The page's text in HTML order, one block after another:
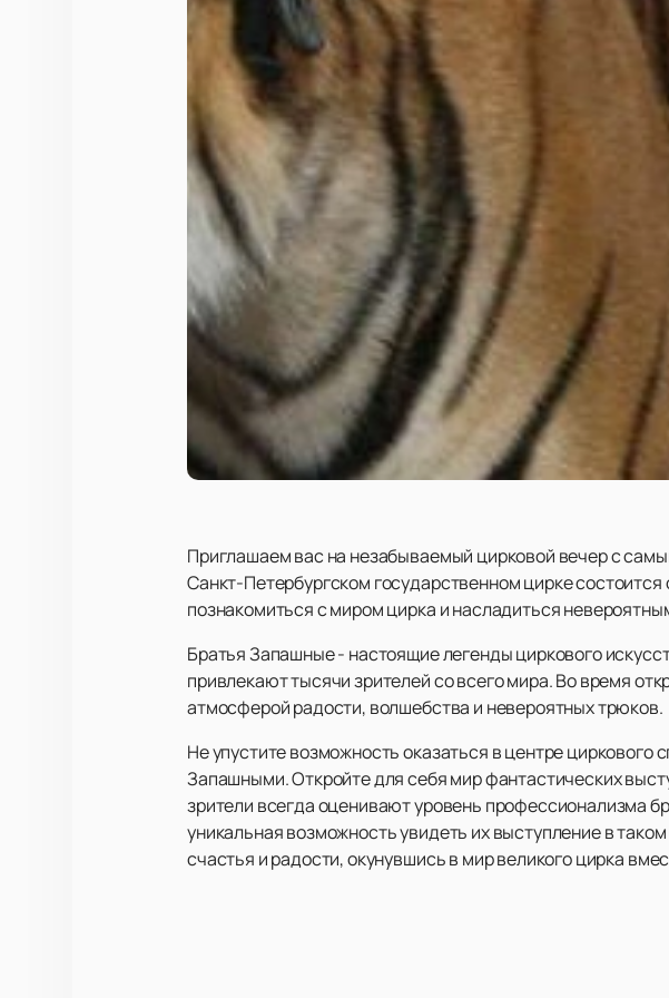
Приглашаем вас на незабываемый цирковой вечер с
Санкт-Петербургском государственном цирке
познакомиться с миром цирка и насладиться
Братья Запашные - настоящие легенды циркового
привлекают тысячи зрителей со всего мира. Во время
атмосферой радости, волшебства и невероятных трюков.
Не упустите возможность оказаться в центре циркового
Запашными. Откройте для себя мир фантастических
зрители всегда оценивают уровень профессионализма
уникальная возможность увидеть их выступление в
счастья и радости, окунувшись в мир великого цирка